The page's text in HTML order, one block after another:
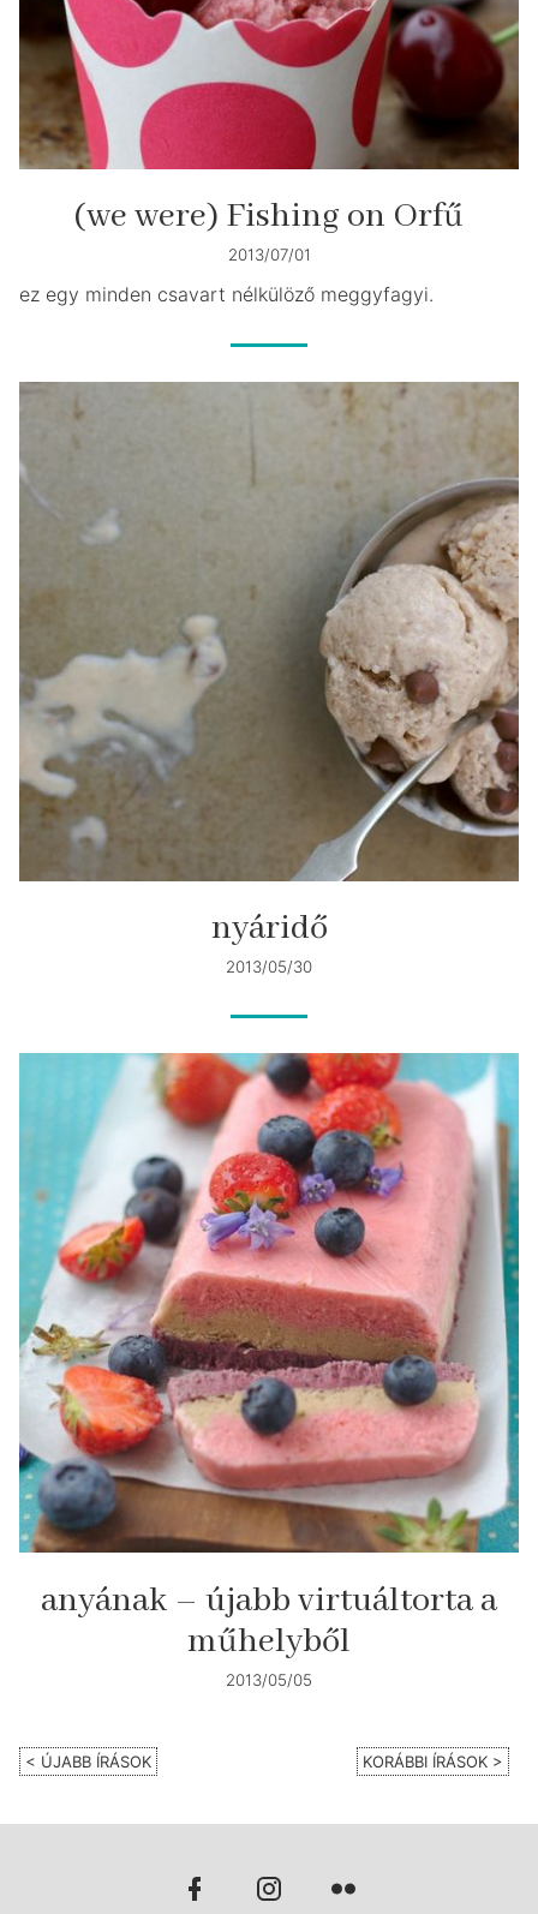
(we were) Fishing on Orfű
2013/07/01
ez egy minden csavart nélkülöző meggyfagyi.
nyáridő
2013/05/30
anyának – újabb virtuáltorta a
műhelyből
2013/05/05
< ÚJABB ÍRÁSOK KORÁBBI ÍRÁSOK >